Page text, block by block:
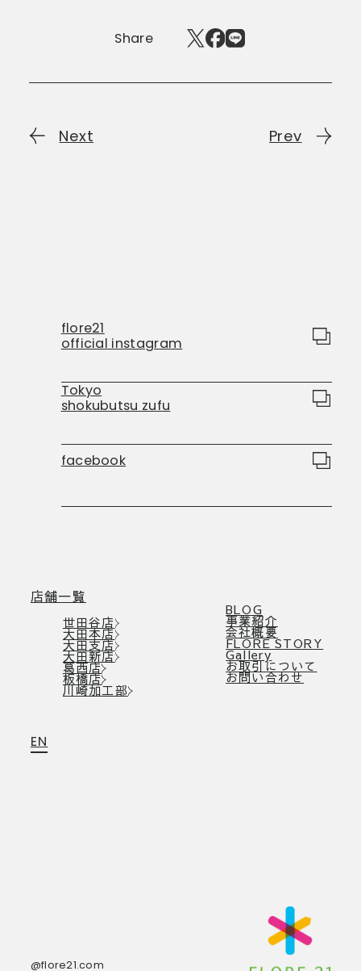
Share
Next Prev
flore21
official instagram
Tokyo
shokubutsu zufu
facebook
店舗一覧
世田谷店
大田本店
大田支店
大田新店
葛西店
板橋店
川崎加工部
BLOG
事業紹介
会社概要
FLORE STORY
Gallery
お取引について
お問い合わせ
EN
@flore21.com